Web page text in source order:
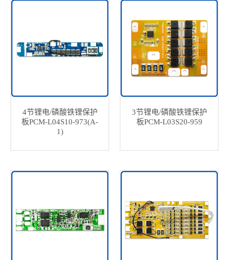
4节锂电/磷酸铁锂保护
板PCM-L04S10-973(A-
1)
3节锂电/磷酸铁锂保护
板PCM-L03S20-959